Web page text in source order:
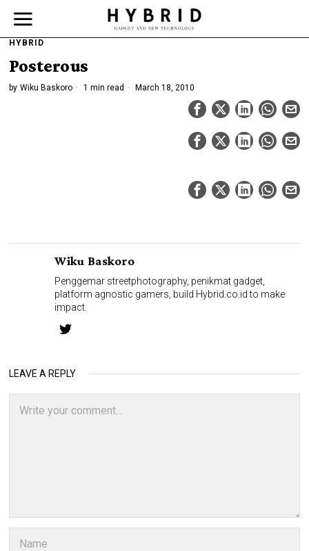
HYBRID
Posterous
by Wiku Baskoro 1 min read March 18, 2010
Wiku Baskoro
Penggemar streetphotography, penikmat gadget,
platform agnostic gamers, build Hybrid.co.id to make
impact.
LEAVE A REPLY